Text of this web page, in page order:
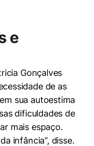
e
Gonçalves
de as
sua autoestima
dificuldades de
mais espaço.
infância”, disse.